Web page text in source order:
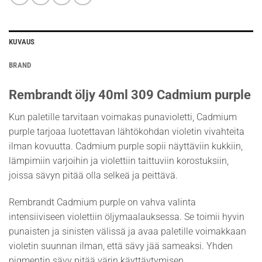
KUVAUS
BRAND
Rembrandt öljy 40ml 309 Cadmium purple
Kun paletille tarvitaan voimakas punavioletti, Cadmium
purple tarjoaa luotettavan lähtökohdan violetin vivahteita
ilman kovuutta. Cadmium purple sopii näyttäviin kukkiin,
lämpimiin varjoihin ja violettiin taittuviin korostuksiin,
joissa sävyn pitää olla selkeä ja peittävä.
Rembrandt Cadmium purple on vahva valinta
intensiiviseen violettiin öljymaalauksessa. Se toimii hyvin
punaisten ja sinisten välissä ja avaa paletille voimakkaan
violetin suunnan ilman, että sävy jää sameaksi. Yhden